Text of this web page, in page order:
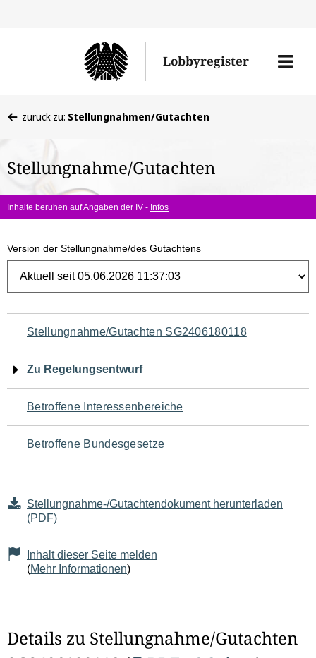
Lobbyregister
Menü
befinden
hier:
zurück zu: Stellungnahmen/Gutachten
Stellungnahme/Gutachten
Inhalte beruhen auf Angaben der IV - Infos
Version der Stellungnahme/des Gutachtens
Navigation
für
den
Seiteninhalt
Stellungnahme/Gutachten SG2406180118
Zu Regelungsentwurf
Betroffene Interessenbereiche
Betroffene Bundesgesetze
Stellungnahme-/Gutachtendokument herunterladen
(PDF)
Inhalt dieser Seite melden
(Mehr Informationen)
Details zu Stellungnahme/Gutachten